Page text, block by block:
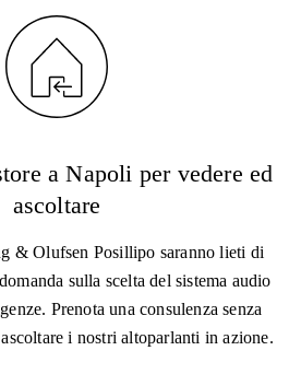
a Napoli per vedere ed
ascoltare
& Olufsen Posillipo saranno lieti di
sulla scelta del sistema audio
Prenota una consulenza senza
i nostri altoparlanti in azione.